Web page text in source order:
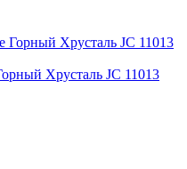
Хрусталь JC 11013